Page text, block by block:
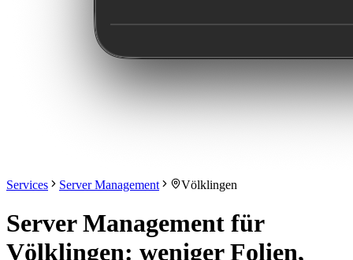
Services Server Management Völklingen
Server Management für
Völklingen: weniger Folien,